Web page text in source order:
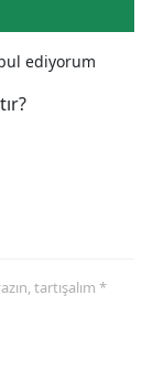
ediyorum
tartışalım *